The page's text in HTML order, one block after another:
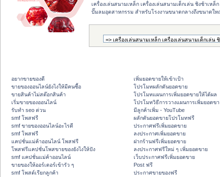
เครื่องเล่นสนามเหล็ก เครื่องเล่นสนามเด็กเล่น ชิงช้าเห
ปั๊มลมอุตสาหกรรม สำหรับโรงงานขนาดกลางถึงขนาดใ
อยากขายของดี
ขายของออนไลน์ยังไงให้มีคนซื้อ
ขายสินค้าไม่สต๊อกสินค้า
เริ่มขายของออนไลน์
รับทำ seo ด่วน
smf โพสฟรี
smf ขายของออนไลน์อะไรดี
smf โพสฟรี
แคปชั่นแม่ค้าออนไลน์ โพสฟรี
โพสฟรีแคปชั่นโพสขายของยังไงให้ปัง
smf แคปชั่นแม่ค้าออนไลน์
ขายของให้ออร์เดอร์เข้ารัว ๆ
smf โพสต์เรียกลูกค้า
เพิ่มยอดขายให้เข้าเป้า
โปรโมทผลักดันยอดขาย
โปรโมทแผนการเพิ่มยอดขายให้ได้ผล
โปรโมทวิธีการวางแผนการเพิ่มยอดข
มีลูกค้าเพิ่ม - YouTube
ผลักดันยอดขายโปรโมทฟรี
ประกาศฟรีเพิ่มยอดขาย
ลงประกาศเพิ่มยอดขาย
ฝากร้านฟรีเพิ่มยอดขาย
ลงประกาศฟรีใหม่ ๆ เพิ่มยอดขาย
เว็บประกาศฟรีเพิ่มยอดขาย
Post ฟรี
ประกาศขายของฟรี